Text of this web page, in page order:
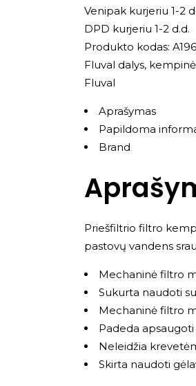
Venipak kurjeriu 1-2
DPD kurjeriu 1-2 d.d.
Produkto kodas:
Fluval dalys,
Fluval
Aprašymas
Papildoma
Brand
Priešfiltrio filtro
pastovų vandens
Mechaninė filtro
Sukurta naudoti
Mechaninė filtro
Padeda
Neleidžia
Skirta naudoti